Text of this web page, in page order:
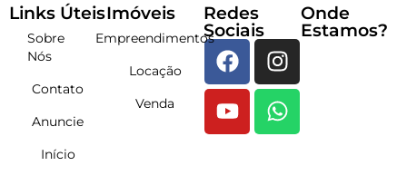
Links Úteis
Sobre
Nós
Contato
Anuncie
Início
Imóveis
Empreendimentos
Locação
Venda
Redes
Sociais
Onde
Estamos?